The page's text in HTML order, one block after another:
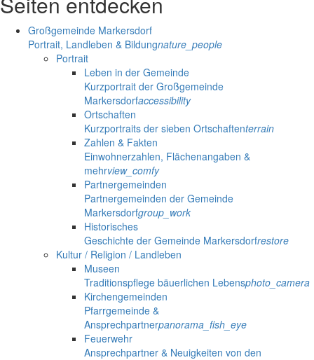
Großgemeinde Markersdorf
Portrait, Landleben & Bildungnature_people
Portrait
Leben in der Gemeinde
Kurzportrait der Großgemeinde
Markersdorfaccessibility
Ortschaften
Kurzportraits der sieben Ortschaftenterrain
Zahlen & Fakten
Einwohnerzahlen, Flächenangaben &
mehrview_comfy
Partnergemeinden
Partnergemeinden der Gemeinde
Markersdorfgroup_work
Historisches
Geschichte der Gemeinde Markersdorfrestore
Kultur / Religion / Landleben
Museen
Traditionspflege bäuerlichen Lebensphoto_camera
Kirchengemeinden
Pfarrgemeinde &
Ansprechpartnerpanorama_fish_eye
Feuerwehr
Ansprechpartner & Neuigkeiten von den